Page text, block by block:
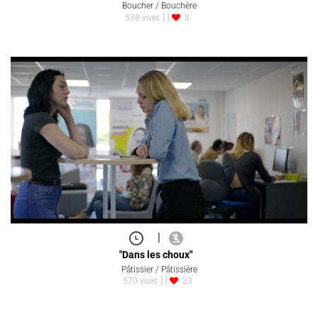
Boucher / Bouchère
538 vues
8
|
"Dans les choux"
Pâtissier / Pâtissière
570 vues
23